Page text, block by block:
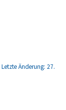
Letzte Änderung: 27.